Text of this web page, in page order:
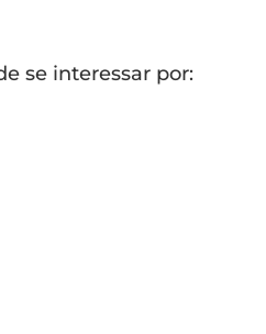
se interessar por: